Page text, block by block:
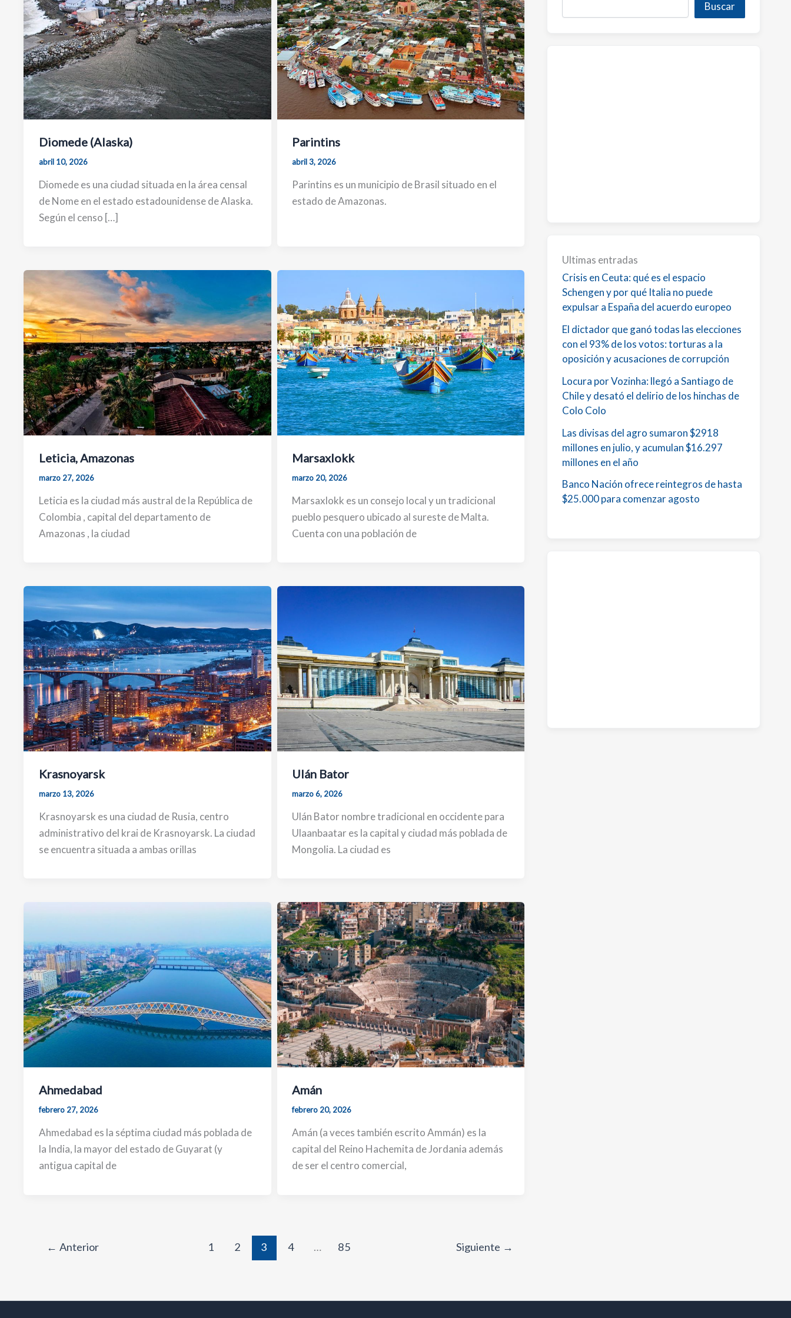
Diomede (Alaska)
abril 10, 2026
Diomede es una ciudad situada en la área censal
de Nome en el estado estadounidense de Alaska.
Según el censo […]
Parintins
abril 3, 2026
Parintins es un municipio de Brasil situado en el
estado de Amazonas.
Leticia, Amazonas
marzo 27, 2026
Leticia es la ciudad más austral de la República de
Colombia , capital del departamento de
Amazonas , la ciudad
Marsaxlokk
marzo 20, 2026
Marsaxlokk es un consejo local y un tradicional
pueblo pesquero ubicado al sureste de Malta.
Cuenta con una población de
Krasnoyarsk
marzo 13, 2026
Krasnoyarsk es una ciudad de Rusia, centro
administrativo del krai de Krasnoyarsk. La ciudad
se encuentra situada a ambas orillas
Ulán Bator
marzo 6, 2026
Ulán Bator nombre tradicional en occidente para
Ulaanbaatar es la capital y ciudad más poblada de
Mongolia. La ciudad es
Ahmedabad
febrero 27, 2026
Ahmedabad es la séptima ciudad más poblada de
la India, la mayor del estado de Guyarat (y
antigua capital de
Amán
febrero 20, 2026
Amán (a veces también escrito Ammán) es la
capital del Reino Hachemita de Jordania además
de ser el centro comercial,
← Anterior 1 2 3 4 … 85 Siguiente →
Buscar
Ultimas entradas
Crisis en Ceuta: qué es el espacio
Schengen y por qué Italia no puede
expulsar a España del acuerdo europeo
El dictador que ganó todas las elecciones
con el 93% de los votos: torturas a la
oposición y acusaciones de corrupción
Locura por Vozinha: llegó a Santiago de
Chile y desató el delirio de los hinchas de
Colo Colo
Las divisas del agro sumaron $2918
millones en julio, y acumulan $16.297
millones en el año
Banco Nación ofrece reintegros de hasta
$25.000 para comenzar agosto